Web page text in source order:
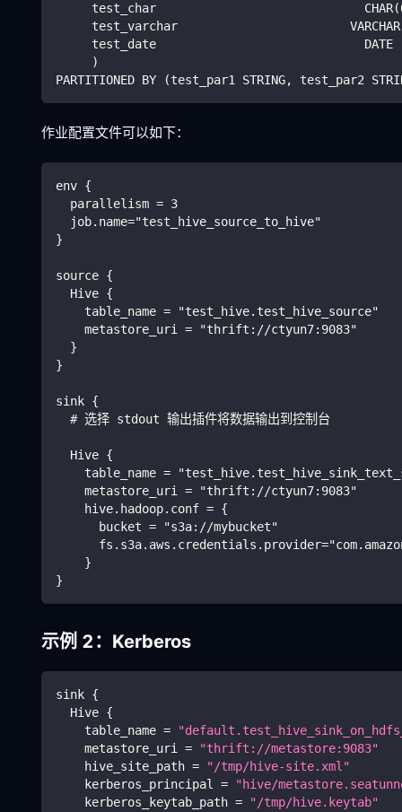
     test_char                             CHAR
(
     test_varchar                        VARCHAR
     test_date                             DATE
)
PARTITIONED BY
(test_par1 STRING, test_par2
作业配置文件可以如下：
env {
  parallelism = 3
  job.name="test_hive_source_to_hive"
}
source {
  Hive {
    table_name = "test_hive.test_hive_source"
    metastore_uri = "thrift://ctyun7:9083"
  }
}
sink {
  # 选择 stdout 输出插件将数据输出到控制台
  Hive {
table_name =
    metastore_uri = "thrift://ctyun7:9083"
    hive.hadoop.conf = {
      bucket = "s3a://mybucket"
    }
}
示例 2：Kerberos
sink {
  Hive
{
    table_name
=
    metastore_uri
=
"thrift://metastore:9083"
    hive_site_path
=
"/tmp/hive-site.xml"
    kerberos_principal
=
"hive/
    kerberos_keytab_path
=
"/tmp/hive.keytab"